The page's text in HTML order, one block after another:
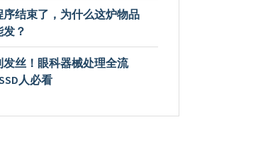
序结束了，为什么这炉物品
？
发丝！眼科器械处理全流
人必看